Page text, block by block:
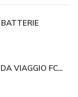
VIAGGIO FC...